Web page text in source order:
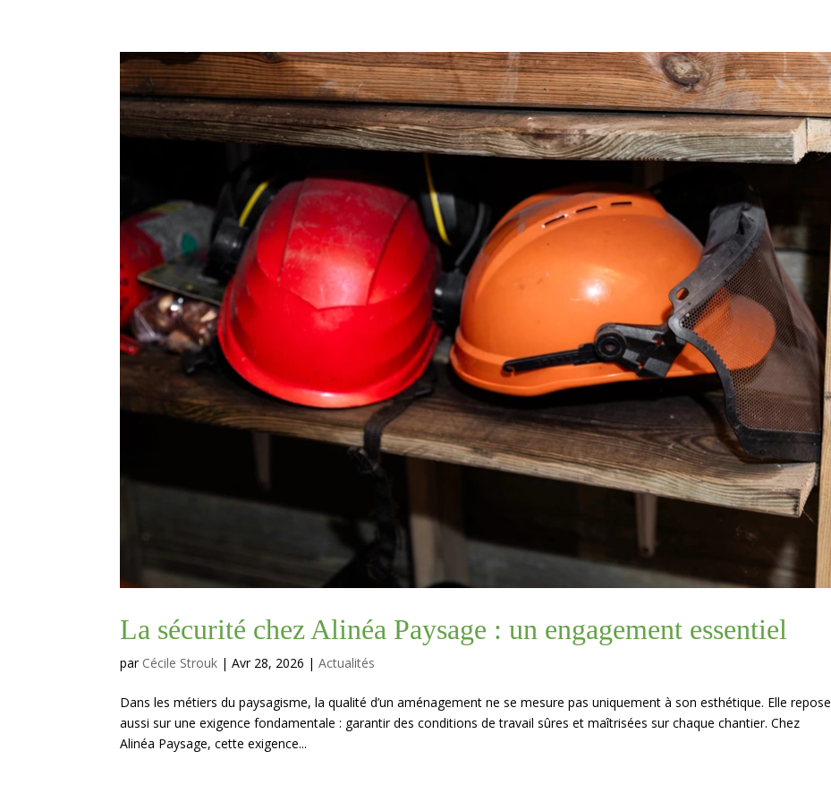
La sécurité chez Alinéa Paysage : un engagement essentiel
par Cécile Strouk |Avr 28, 2026 |Actualités
Dans les métiers du paysagisme, la qualité d’un aménagement ne se mesure pas uniquement à son esthétique. Elle repose
aussi sur une exigence fondamentale : garantir des conditions de travail sûres et maîtrisées sur chaque chantier. Chez
Alinéa Paysage, cette exigence...